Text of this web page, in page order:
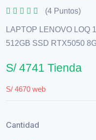
(4 Puntos)
LAPTOP LENOVO LOQ
512GB SSD RTX5050
S/ 4741 Tienda
S/ 4670 web
Cantidad